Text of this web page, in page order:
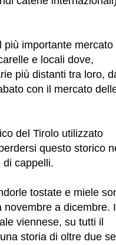
più importante mercato
e locali dove,
più distanti tra loro,
con il mercato
del Tirolo utilizzato
questo storico
di cappelli.
tostate e miele
a dicembre. I
viennese, su tutti il
storia di oltre due